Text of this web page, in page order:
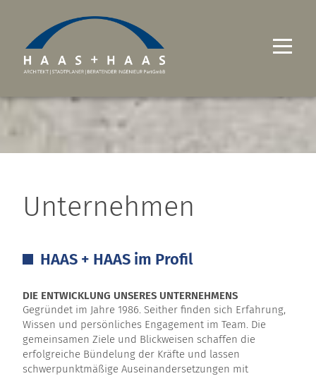
UNTERNEHMEN
UNTERNEHMENSFILM
AUSZEICHNUNGEN
PROJEKTE
LEISTUNGEN
KARRIERE
KONTAKT
Unternehmen
HAAS + HAAS im Profil
DIE ENTWICKLUNG UNSERES UNTERNEHMENS
Gegründet im Jahre 1986. Seither finden sich Erfahrung,
Wissen und persönliches Engagement im Team. Die
gemeinsamen Ziele und Blickweisen schaffen die
erfolgreiche Bündelung der Kräfte und lassen
schwerpunktmäßige Auseinandersetzungen mit